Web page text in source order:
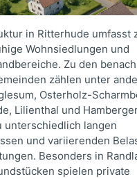
in Ritterhude umfasst
Wohnsiedlungen und
Zu den
zählen unter
Osterholz-
Lilienthal und
unterschiedlich langen
und variierenden
Besonders in
spielen private